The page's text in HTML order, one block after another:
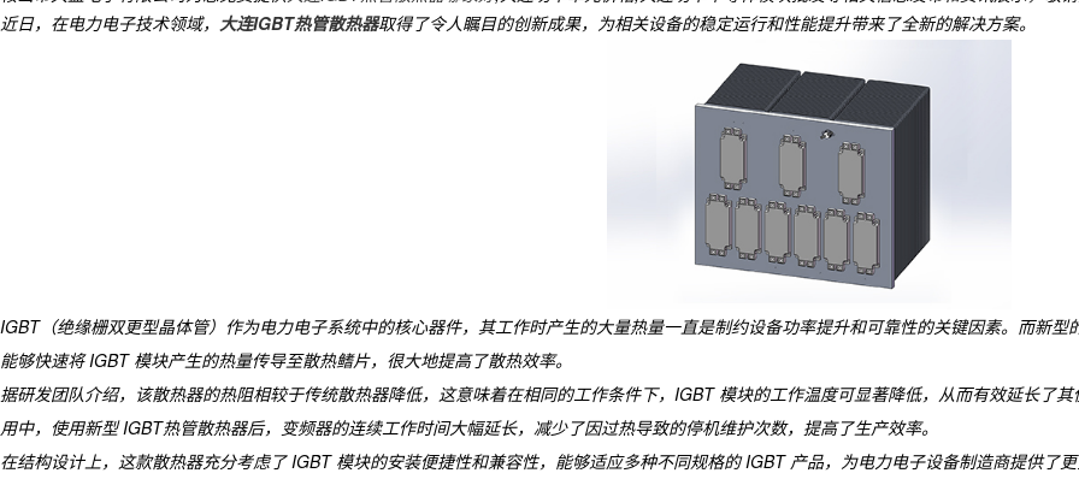
近日，在电力电子技术领域， 大连IGBT热管散热器取得了令人瞩目的创新成果，为相关设备的稳定运行和性能提升带来了全新的解决方案。
IGBT（绝缘栅双更型晶体管）作为电力电子系统中的核心器件，其工作时产生的大量热量一直是制约设备功率提升和可靠性的关键因素。而新
能够快速将 IGBT 模块产生的热量传导至散热鳍片，很大地提高了散热效率。
据研发团队介绍，该散热器的热阻相较于传统散热器降低，这意味着在相同的工作条件下，IGBT 模块的工作温度可显著降低，从而有效延长了
用中，使用新型 IGBT热管散热器后，变频器的连续工作时间大幅延长，减少了因过热导致的停机维护次数，提高了生产效率。
在结构设计上，这款散热器充分考虑了 IGBT 模块的安装便捷性和兼容性，能够适应多种不同规格的 IGBT 产品，为电力电子设备制造商提供了